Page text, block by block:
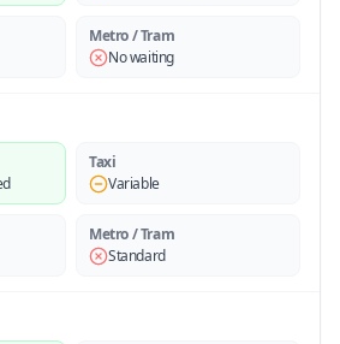
Metro / Tram
No waiting
Taxi
Variable
Metro / Tram
Standard